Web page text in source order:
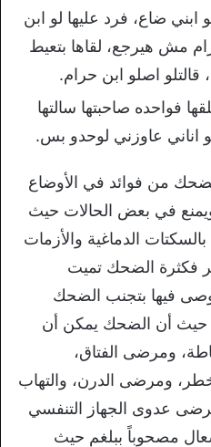
ابني ضاع، فرد عليها لو ابن
مش هيرجع، لقاها بتعيط
قالتلو اصلو ابن حرام.
فواحده صاحبتها سالتها
اناني عاوزني لوحدو بس.
من فوائد في الأوضاع
ويمنع في بعض الحالات حيث
الدماغية والأزمات
فكثرة الضحك تميت
فيها بتجنب الضحك
حيث أن الضحك يمكن أن
ومرضى الفتاق،
ومرضى الدرن، والتهاب
عدوى الجهاز التنفسي
مصحوباً ببلغم حيث